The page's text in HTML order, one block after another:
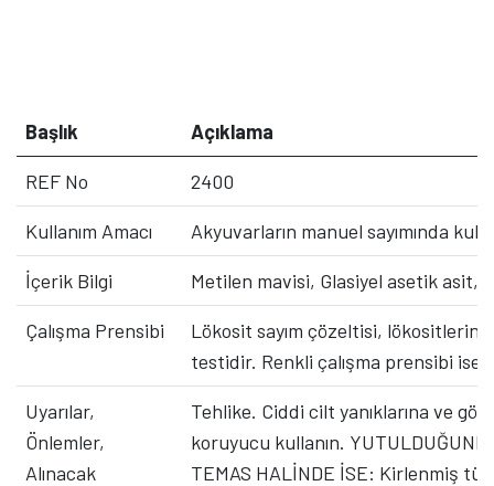
Başlık Açıklama
REF No 2400
Kullanım Amacı Akyuvarların manuel sayımında
İçerik Bilgi Metilen mavisi, Glasiyel asetik asit,
Çalışma Prensibi
Lökosit sayım çözeltisi, lökositlerin
testidir. Renkli çalışma prensibi ise
Uyarılar,
Önlemler,
Alınacak
Tehlike. Ciddi cilt yanıklarına ve
koruyucu kullanın.
TEMAS HALİNDE İSE: Kirlenmiş